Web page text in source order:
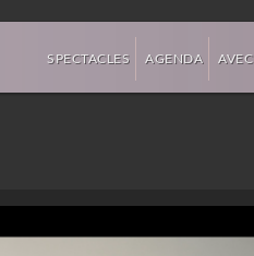
SPECTACLES
» AGENDA
»